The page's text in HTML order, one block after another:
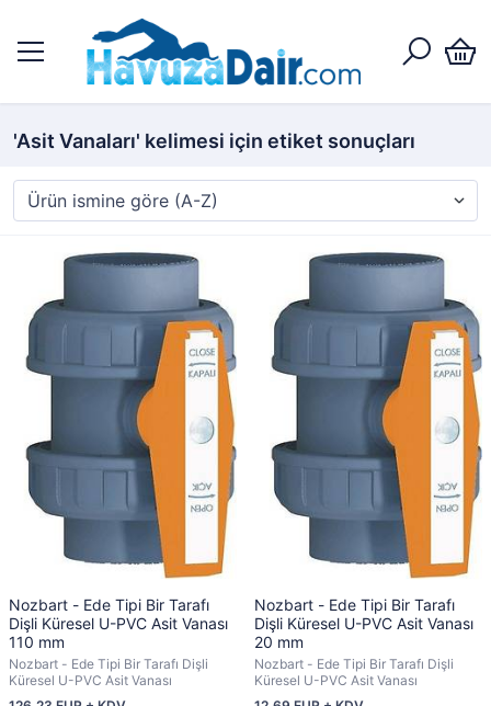
'Asit Vanaları' kelimesi için etiket sonuçları
Nozbart - Ede Tipi Bir Tarafı
Dişli Küresel U-PVC Asit Vanası
110 mm
Nozbart - Ede Tipi Bir Tarafı Dişli
Küresel U-PVC Asit Vanası
Nozbart - Ede Tipi Bir Tarafı
Dişli Küresel U-PVC Asit Vanası
20 mm
Nozbart - Ede Tipi Bir Tarafı Dişli
Küresel U-PVC Asit Vanası